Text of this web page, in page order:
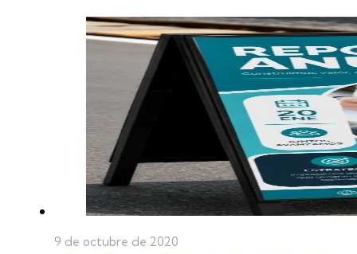
9 de octubre de 2020